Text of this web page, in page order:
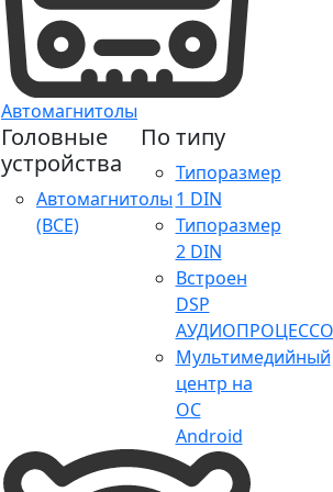
Автомагнитолы
Головные
устройства
Автомагнитолы
(ВСЕ)
По типу
Типоразмер
1 DIN
Типоразмер
2 DIN
Встроен
DSP
Мультимедийный
центр на
ОС
Android